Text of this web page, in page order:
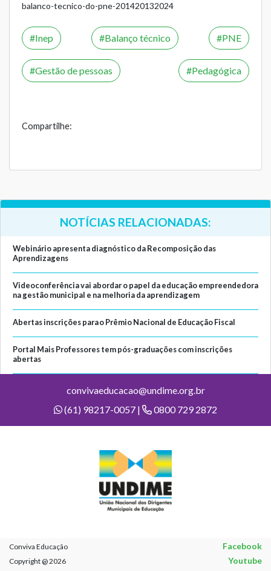
balanco-tecnico-do-pne-201420132024
Inep Balanço técnico PNE
Gestão de pessoas Pedagógica
Compartilhe:
NOTÍCIAS RELACIONADAS:
Webinário apresenta diagnóstico da Recomposição das
Aprendizagens
Videoconferência vai abordar o papel da educação empreendedora
na gestão municipal e na melhoria da aprendizagem
Abertas inscrições para o Prêmio Nacional de Educação Fiscal
Portal Mais Professores tem pós-graduações com inscrições
abertas
convivaeducacao@undime.org.br
(61) 98217-0057 |
0800 729 2872
Conviva Educação Facebook
Copyright @ 2026 Youtube